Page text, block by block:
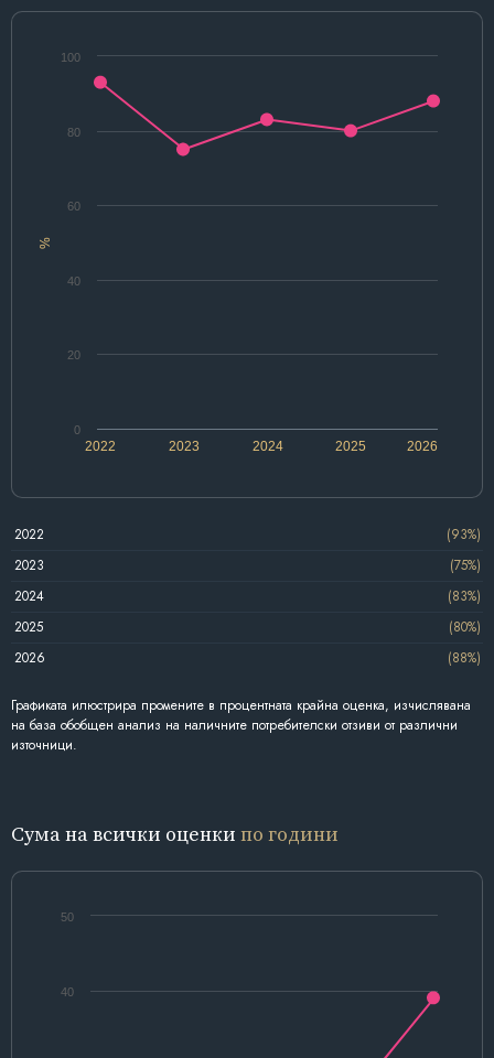
%
2022 2024 2026
2023 2025
0
20
40
60
80
100
2022
(93%)
2023
(75%)
2024
(83%)
2025
(80%)
2026
(88%)
Графиката илюстрира промените в процентната крайна оценка, изчислявана
на база обобщен анализ на наличните потребителски отзиви от различни
източници.
Сума на всички оценки по години
40
50